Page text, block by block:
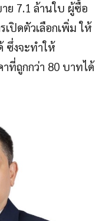
ย 7.1 ล้านใบ ผู้ซื้อ
เปิดตัวเลือกเพิ่ม ให้
ซึ่งจะทำให้
ที่ถูกกว่า 80 บาทได้